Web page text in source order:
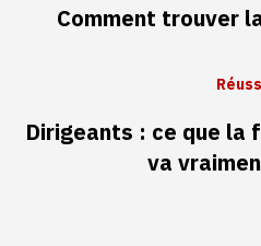
Comment trouver
Dirigeants : ce que
va